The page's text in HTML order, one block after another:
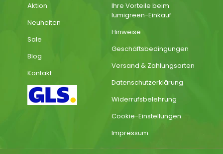
Aktion
Neuheiten
Sale
Blog
Kontakt
Ihre Vorteile beim
lumigreen-Einkauf
Hinweise
Geschäftsbedingungen
Versand & Zahlungsarten
Datenschutzerklärung
Widerrufsbelehrung
Cookie-Einstellungen
Impressum